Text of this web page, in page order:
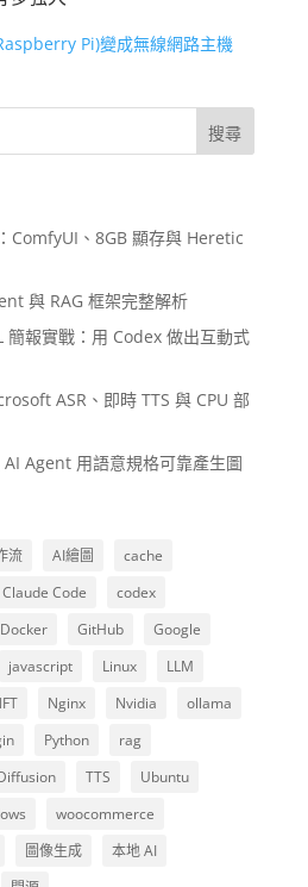
Pi)變成無線網路主機
ComfyUI、8GB 顯存與 Heretic
與 RAG 框架完整解析
報實戰：用 Codex 做出互動式
ASR、即時 TTS 與 CPU 部
Agent 用語意規格可靠產生圖
流 AI繪圖
cache
Claude Code
codex
Docker GitHub
Google
javascript Linux
LLM
Nginx Nvidia
ollama
Python
rag
TTS
Ubuntu
woocommerce
圖像生成
本地 AI